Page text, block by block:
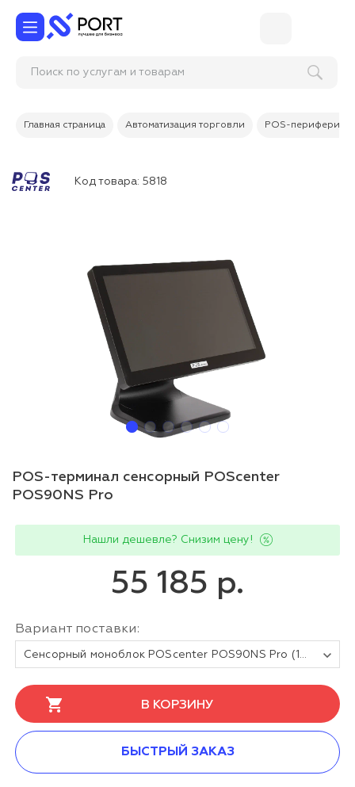
Поиск по услугам и товарам
Главная страница Автоматизация торговли POS-периферия
Код товара: 5818
POS-терминал сенсорный POScenter
POS90NS Pro
Нашли дешевле? Снизим цену!
55 185 р.
Вариант поставки:
Сенсорный моноблок POScenter POS90NS Pro (15.6", PCAP, N100, RAM 8Gb, SSD M2 128Gb, 90W, без MSR) без ОС
В КОРЗИНУ
БЫСТРЫЙ ЗАКАЗ